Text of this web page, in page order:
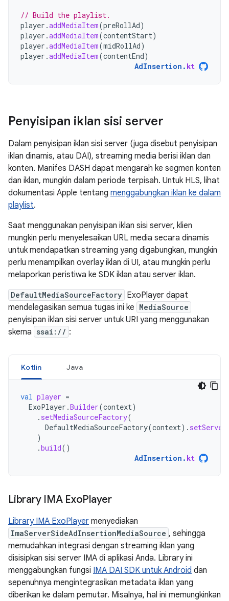
// Build the playlist.
player .addMediaItem(preRollAd)
player .addMediaItem(contentStart)
player .addMediaItem(midRollAd)
player .addMediaItem(contentEnd)
AdInsertion . kt
Penyisipan iklan sisi server
Dalam penyisipan iklan sisi server (juga disebut penyisipan
iklan dinamis, atau DAI), streaming media berisi iklan dan
konten. Manifes DASH dapat mengarah ke segmen konten
dan iklan, mungkin dalam periode terpisah. Untuk HLS, lihat
dokumentasi Apple tentang menggabungkan iklan ke dalam
playlist.
Saat menggunakan penyisipan iklan sisi server, klien
mungkin perlu menyelesaikan URL media secara dinamis
untuk mendapatkan streaming yang digabungkan, mungkin
perlu menampilkan overlay iklan di UI, atau mungkin perlu
melaporkan peristiwa ke SDK iklan atau server iklan.
DefaultMediaSourceFactory ExoPlayer dapat
mendelegasikan semua tugas ini ke MediaSource
penyisipan iklan sisi server untuk URI yang menggunakan
skema ssai:// :
Kotlin Java
val player =
ExoPlayer .Builder(context)
. setMediaSourceFactory(
DefaultMediaSourceFactory(context).
)
.build()
AdInsertion . kt
Library IMA ExoPlayer
Library IMA ExoPlayer menyediakan
ImaServerSideAdInsertionMediaSource , sehingga
memudahkan integrasi dengan streaming iklan yang
disisipkan sisi server IMA di aplikasi Anda. Library ini
menggabungkan fungsi IMA DAI SDK untuk Android dan
sepenuhnya mengintegrasikan metadata iklan yang
diberikan ke dalam pemutar. Misalnya, hal ini memungkinkan